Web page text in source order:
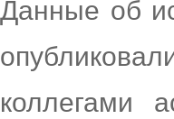
Данные об
коллегами